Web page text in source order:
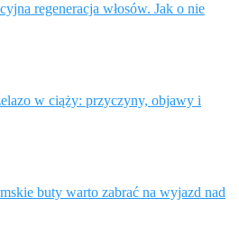
regeneracja włosów. Jak o nie
w ciąży: przyczyny, objawy i
buty warto zabrać na wyjazd nad